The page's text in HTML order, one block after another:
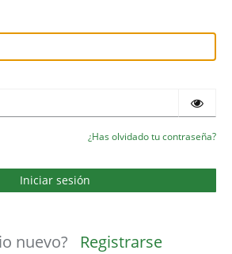
¿Has olvidado tu contraseña?
nuevo? Registrarse